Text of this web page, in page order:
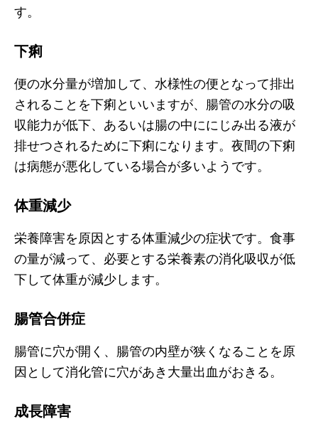
す。
下痢
便の水分量が増加して、水様性の便となって排出
されることを下痢といいますが、腸管の水分の吸
収能力が低下、あるいは腸の中ににじみ出る液が
排せつされるために下痢になります。夜間の下痢
は病態が悪化している場合が多いようです。
体重減少
栄養障害を原因とする体重減少の症状です。食事
の量が減って、必要とする栄養素の消化吸収が低
下して体重が減少します。
腸管合併症
腸管に穴が開く、腸管の内壁が狭くなることを原
因として消化管に穴があき大量出血がおきる。
成長障害